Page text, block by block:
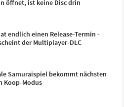
öffnet, ist keine Disc drin
endlich einen Release-Termin -
der Multiplayer-DLC
Samuraispiel bekommt nächsten
Koop-Modus